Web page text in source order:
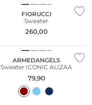
FIORUCCI
Sweater
260,00
ARMEDANGELS
Sweater ICONIC ALIZAA
79,90